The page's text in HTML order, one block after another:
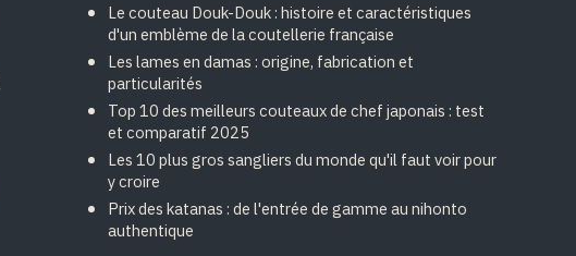
Le couteau Douk-Douk : histoire et caractéristiques
d'un emblème de la coutellerie française
Les lames en damas : origine, fabrication et
particularités
Top 10 des meilleurs couteaux de chef japonais : test
et comparatif 2025
Les 10 plus gros sangliers du monde qu'il faut voir pour
y croire
Prix des katanas : de l'entrée de gamme au nihonto
authentique